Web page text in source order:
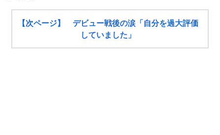
【次ページ】 デビュー戦後の涙「自分を過大評価
していました」